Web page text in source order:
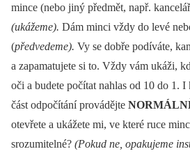
mince (nebo jiný předmět, např.
(ukážeme). Dám minci vždy do levé
(předvedeme). Vy se dobře podíváte,
a zapamatujete si to. Vždy vám ukáži,
oči a budete počítat nahlas od 10 do 1.
část odpočítání provádějte
otevřete a ukážete mi, ve které ruce
srozumitelné? (Pokud ne, opakujeme